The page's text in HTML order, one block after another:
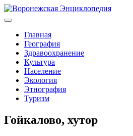
Главная
География
Здравоохранение
Культура
Население
Экология
Этнография
Туризм
Гойкалово, хутор